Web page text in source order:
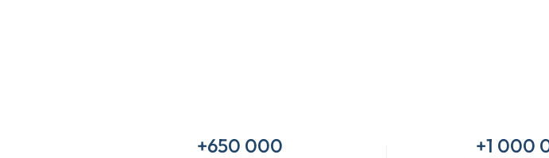
+650 000 +1 000